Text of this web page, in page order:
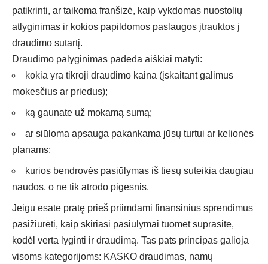
patikrinti, ar taikoma franšizė, kaip vykdomas nuostolių
atlyginimas ir kokios papildomos paslaugos įtrauktos į
draudimo sutartį.
Draudimo palyginimas padeda aiškiai matyti:
kokia yra tikroji draudimo kaina (įskaitant galimus
mokesčius ar priedus);
ką gaunate už mokamą sumą;
ar siūloma apsauga pakankama jūsų turtui ar kelionės
planams;
kurios bendrovės pasiūlymas iš tiesų suteikia daugiau
naudos, o ne tik atrodo pigesnis.
Jeigu esate pratę prieš priimdami finansinius sprendimus
pasižiūrėti, kaip skiriasi pasiūlymai tuomet suprasite,
kodėl verta lyginti ir draudimą. Tas pats principas galioja
visoms kategorijoms: KASKO draudimas, namų